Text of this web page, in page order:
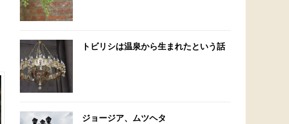
トビリシは温泉から生まれたという話
ジョージア、ムツヘタ